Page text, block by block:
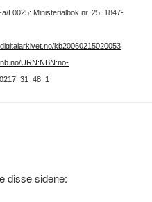
L0025: Ministerialbok nr. 25, 1847-
kb20060215020053
URN:NBN:no-
disse sidene: